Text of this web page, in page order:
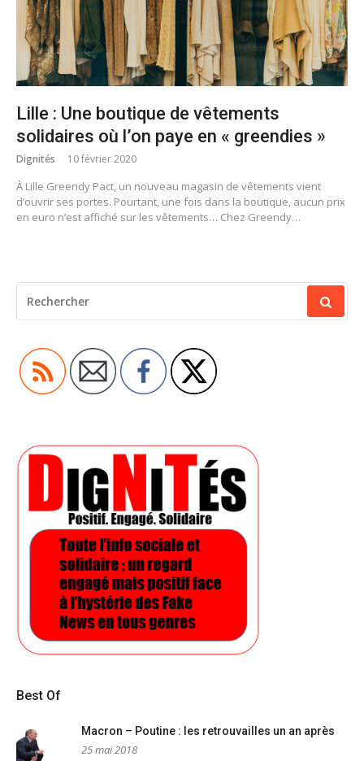
Lille : Une boutique de vêtements
solidaires où l’on paye en « greendies »
Dignités 10 février 2020
À Lille Greendy Pact, un nouveau magasin de vêtements vient
d’ouvrir ses portes. Pourtant, une fois dans la boutique, aucun prix
en euro n’est affiché sur les vêtements… Chez Greendy…
POUR
:
Best Of
Macron – Poutine : les retrouvailles un an après
25 mai 2018